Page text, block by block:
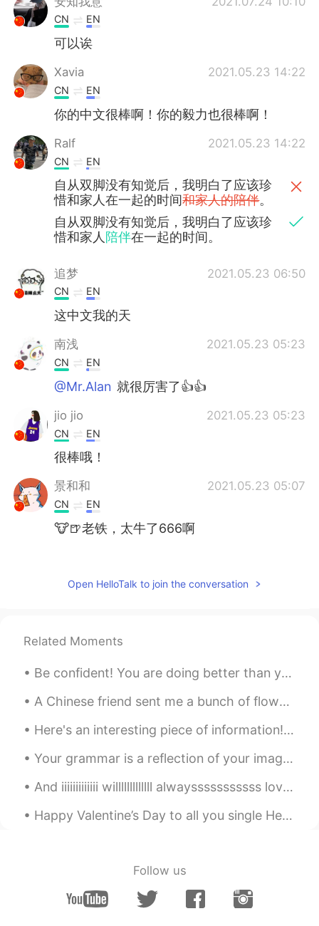
CN EN
可以诶
Xavia 2021.05.23 14:22
CN EN
你的中文很棒啊！你的毅力也很棒啊！
Ralf 2021.05.23 14:22
CN EN
自从双脚没有知觉后，我明白了应该珍
惜和家人在一起的时间和家人的陪伴。
自从双脚没有知觉后，我明白了应该珍
惜和家人 陪伴在一起的时间。
追梦 2021.05.23 06:50
CN EN
这中文我的天
南浅 2021.05.23 05:23
CN EN
@Mr.Alan 就很厉害了👍👍
jio jio 2021.05.23 05:23
CN EN
很棒哦！
景和和 2021.05.23 05:07
CN EN
🐮🍺老铁，太牛了666啊
CN ES
写的真的很好！
Janssen 2021.05.23 03:44
好厉害，结尾可以再多一点点升华哦
米茜 2021.05.23 03:42
CN EN
写的很好啊
2021.05.23 03:30
Open HelloTalk to join the conversation
Related Moments
Be confident! You are doing better than you think! There are two phrases I hear many students say...
A Chinese friend sent me a bunch of flowers. She said that this bunch of flowers can produce toot...
Here's an interesting piece of information! What is a cat-related idiom that you can use when a ...
Your grammar is a reflection of your image. Note: The Native speaker doesn't mean he/she should...
And iiiiiiiiiiiii willlllllllllll alwaysssssssssss loveeeeeee youuuuuuuuuuuuuuu , the latest pop ...
Happy Valentine’s Day to all you single HelloTalkers! Here is an orchid from Singapore’s botanica...
Follow us